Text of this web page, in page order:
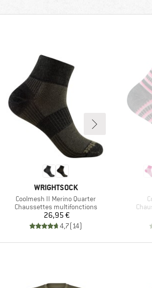
MARQUE
WRIGHTSOCK
Article
Coolmesh II Merino Quarter
Product group
Chaussettes multifonctions
Prix
26,95 €
4,7(14)